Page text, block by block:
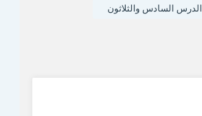
الدرس السادس والثلاثون